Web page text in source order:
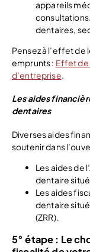
appareils
dentaires,
Pensez à l’effet
emprunts : Effet de
d’entreprise
Les aides
dentaires
Diverses aides
soutenir dans
Les aides de
dentaire
Les aides
dentaire
(ZRR).
5° étape : Le